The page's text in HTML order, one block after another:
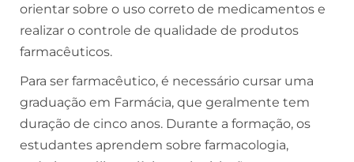
orientar sobre o uso correto de medicamentos e
realizar o controle de qualidade de produtos
farmacêuticos.
Para ser farmacêutico, é necessário cursar uma
graduação em Farmácia, que geralmente tem
duração de cinco anos. Durante a formação, os
estudantes aprendem sobre farmacologia,